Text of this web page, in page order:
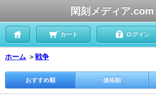
閑刻メディア.com
カート ログイン
ホーム ＞戦争
おすすめ順 価格順